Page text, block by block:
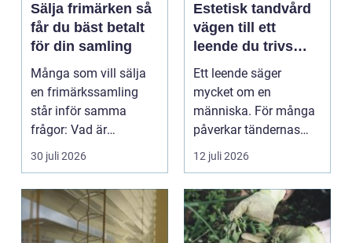
Sälja frimärken så
får du bäst betalt
för din samling
Många som vill sälja
en frimärkssamling
står inför samma
frågor: Vad är
samlingen värd? Var
vänder m...
30 juli 2026
Estetisk tandvård
vägen till ett
leende du trivs
med
Ett leende säger
mycket om en
människa. För många
påverkar tändernas
utseende både
självförtroendet ...
12 juli 2026